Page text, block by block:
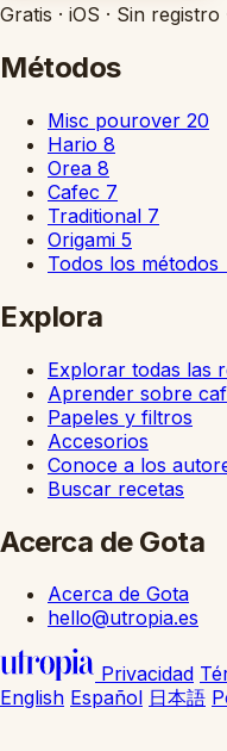
Gratis · iOS · Sin registro
Métodos
Misc pourover 20
Hario 8
Orea 8
Cafec 7
Traditional 7
Origami 5
Todos los métodos
Explora
Explorar todas las
Aprender sobre
Papeles y filtros
Accesorios
Conoce a los
Buscar recetas
Acerca de Gota
Acerca de Gota
hello@utropia.es
Privacidad
English Español 日本語